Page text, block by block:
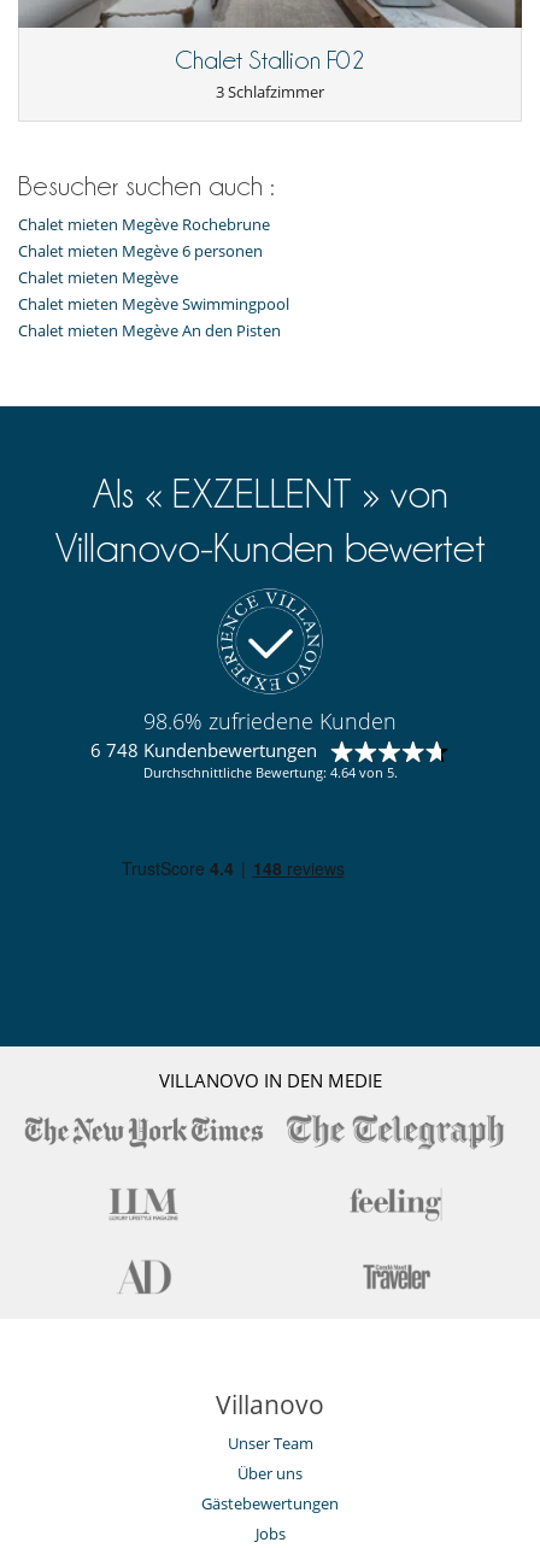
Chalet Stallion F02
3 Schlafzimmer
Besucher suchen auch :
Chalet mieten Megève Rochebrune
Chalet mieten Megève 6 personen
Chalet mieten Megève
Chalet mieten Megève Swimmingpool
Chalet mieten Megève An den Pisten
Als « EXZELLENT » von
Villanovo-Kunden bewertet
98.6% zufriedene Kunden
6 748 Kundenbewertungen
Durchschnittliche Bewertung: 4.64 von 5.
VILLANOVO IN DEN MEDIE
Villanovo
Unser Team
Über uns
Gästebewertungen
Jobs